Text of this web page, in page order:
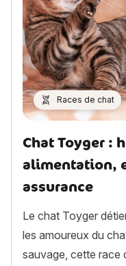
Races de chat
Chat Toyger :
alimentation,
assurance
Le chat Toyger
les amoureux du
sauvage, cette race